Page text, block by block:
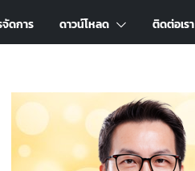
จัดการ ดาวน์โหลด ติดต่อเรา